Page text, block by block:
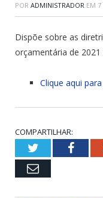
POR ADMINISTRADOR EM 7
Dispõe sobre as
orçamentária de
Clique aqui
COMPARTILHAR:
Twitter
Email